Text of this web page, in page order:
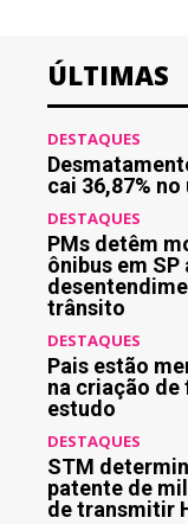
ÚLTIMAS
DESTAQUES
cai 36,87%
DESTAQUES
PMs detêm
ônibus em SP
trânsito
DESTAQUES
Pais estão
na criação de
estudo
DESTAQUES
STM
patente de
de transmitir